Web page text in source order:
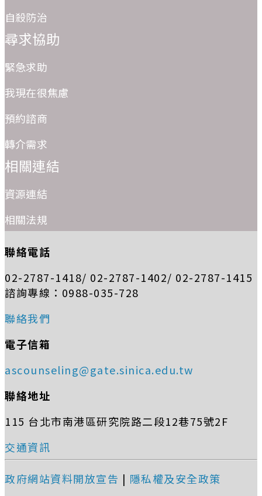
自殺防治
尋求協助
緊急求助
我現在很焦慮
預約諮商
轉介需求
相關連結
資源連結
相關法規
聯絡電話
02-2787-1418/ 02-2787-1402/ 02-2787-1415
諮詢專線：0988-035-728
聯絡我們
電子信箱
ascounseling@gate.sinica.edu.tw
聯絡地址
115 台北市南港區研究院路二段12巷75號2F
交通資訊
政府網站資料開放宣告 | 隱私權及安全政策